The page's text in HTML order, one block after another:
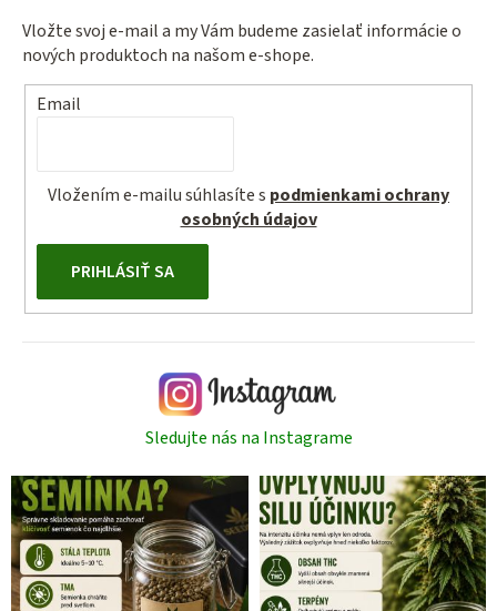
Vložte svoj e-mail a my Vám budeme zasielať informácie o
nových produktoch na našom e-shope.
Email
Vložením e-mailu súhlasíte s podmienkami ochrany
osobných údajov
PRIHLÁSIŤ SA
Sledujte nás na Instagrame